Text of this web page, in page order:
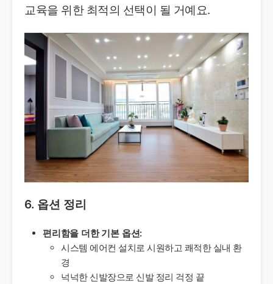
교육을 위한 최적의 선택이 될 거예요.
6. 옵션 정리
편리함을 더한 기본 옵션:
시스템 에어컨 설치로 시원하고 쾌적한 실내 환
경
넉넉한 신발장으로 신발 정리 걱정 끝